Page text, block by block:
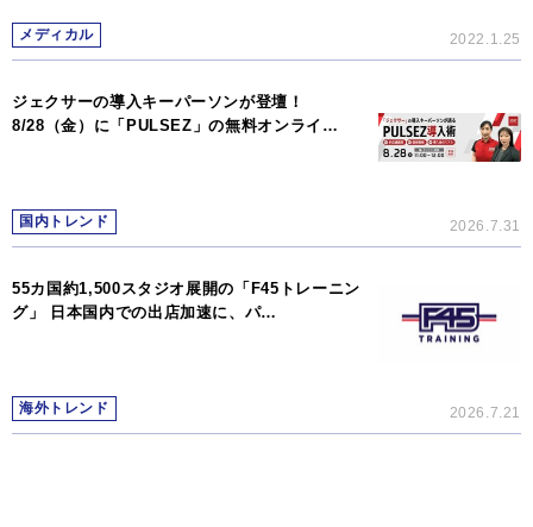
メディカル 2022.1.25
ジェクサーの導入キーパーソンが登壇！
8/28（金）に「PULSEZ」の無料オンライ…
国内トレンド 2026.7.31
55カ国約1,500スタジオ展開の「F45トレーニン
グ」 日本国内での出店加速に、パ…
海外トレンド 2026.7.21